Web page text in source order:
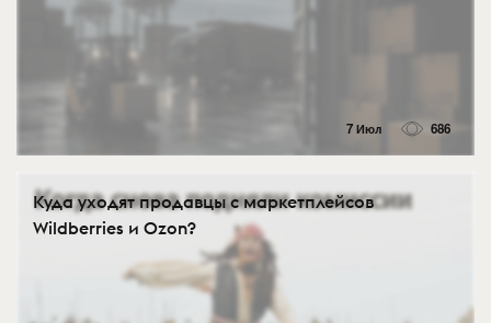
7 Июл 686
Куда уходят продавцы с маркетплейсов
Wildberries и Ozon?